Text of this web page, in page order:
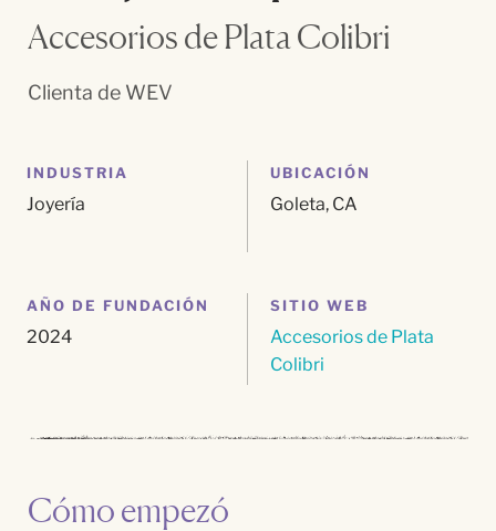
Accesorios de Plata Colibri
Clienta de WEV
INDUSTRIA
Joyería
UBICACIÓN
Goleta, CA
AÑO DE FUNDACIÓN
2024
SITIO WEB
Accesorios de Plata
Colibri
Cómo empezó